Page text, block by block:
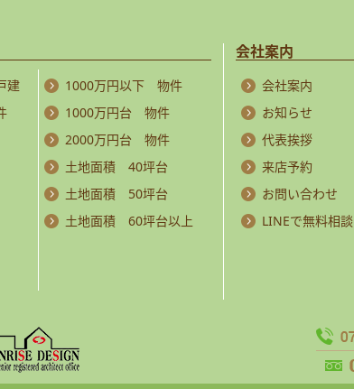
建
1000万円以下 物件
1000万円台 物件
2000万円台 物件
土地面積 40坪台
土地面積 50坪台
土地面積 60坪台以上
会社案内
会社案内
お知らせ
代表挨拶
来店予約
お問い合わせ
LINEで無料相談